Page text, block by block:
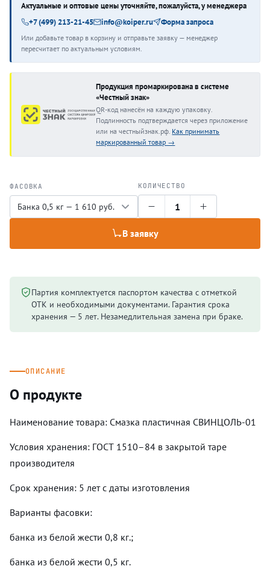
Актуальные и оптовые цены уточняйте, пожалуйста, у менеджера
+7 (499) 213-21-45
info@koiper.ru Форма запроса
Или добавьте товар в корзину и отправьте заявку — менеджер
пересчитает по актуальным условиям.
Продукция промаркирована в системе
«Честный знак»
QR-код нанесён на каждую упаковку.
Подлинность подтверждается через приложение
или на честныйзнак.рф. Как принимать
маркированный товар →
ФАСОВКА КОЛИЧЕСТВО
1
В заявку
Партия комплектуется паспортом качества с отметкой
ОТК и необходимыми документами. Гарантия срока
хранения — 5 лет. Незамедлительная замена при браке.
ОПИСАНИЕ
О продукте
Наименование товара: Смазка пластичная СВИНЦОЛЬ-01
Условия хранения: ГОСТ 1510–84 в закрытой таре
производителя
Срок хранения: 5 лет с даты изготовления
Варианты фасовки:
банка из белой жести 0,8 кг.;
банка из белой жести 0,5 кг.